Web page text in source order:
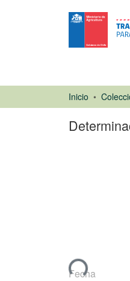
Inicio
Cargando...
Fecha